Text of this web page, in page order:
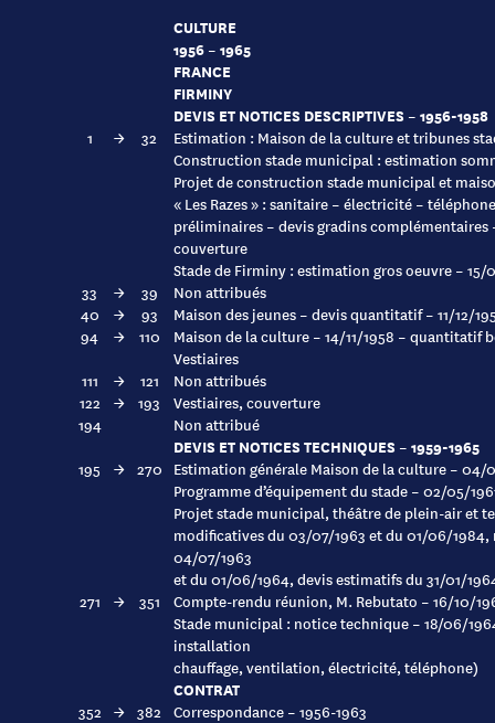
CULTURE
1956 – 1965
FRANCE
FIRMINY
DEVIS ET NOTICES DESCRIPTIVES – 1956-1958
1 → 32
Estimation : Maison de la culture et tribunes
Construction stade municipal : estimation
Projet de construction stade municipal et
« Les Razes » : sanitaire – électricité –
préliminaires – devis gradins
couverture
Stade de Firminy : estimation gros oeuvre – 15/
33
→ 39
Non attribués
40
→ 93
Maison des jeunes – devis quantitatif – 11/12/
94
→ 110
Maison de la culture – 14/11/1958 – quantitatif
Vestiaires
111
→ 121
Non attribués
122
→ 193
Vestiaires, couverture
194
Non attribué
DEVIS ET NOTICES TECHNIQUES – 1959-1965
195 → 270 Estimation générale Maison de la culture – 04/
Programme d’équipement du stade – 02/05/
Projet stade municipal, théâtre de plein-air et
modificatives du 03/07/1963 et du 01/06/
04/07/1963
et du 01/06/1964, devis estimatifs du 31/01/
271
→ 351
Compte-rendu réunion, M. Rebutato – 16/10/
Stade municipal : notice technique – 18/06/
installation
chauffage, ventilation, électricité, téléphone)
CONTRAT
352 → 382 Correspondance – 1956-1963